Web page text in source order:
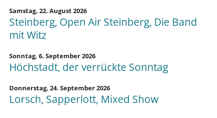
Samstag, 22. August 2026
Steinberg, Open Air Steinberg, Die Band
mit Witz
Sonntag, 6. September 2026
Höchstadt, der verrückte Sonntag
Donnerstag, 24. September 2026
Lorsch, Sapperlott, Mixed Show